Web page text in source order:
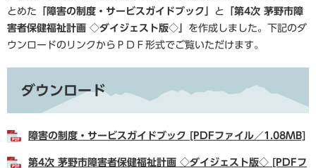
とめた 「障害の制度・サービスガイドブック」 と
「第4次 茅野市障
害者保健福祉計画 ◇ダイジェスト版◇」 を作成しました。下記のダ
ウンロードのリンクからＰＤＦ形式でご覧いただけます。
ダウンロード
障害の制度・サービスガイドブック [PDFファイル／1.08MB]
第4次 茅野市障害者保健福祉計画 ◇ダイジェスト版◇ [PDFフ